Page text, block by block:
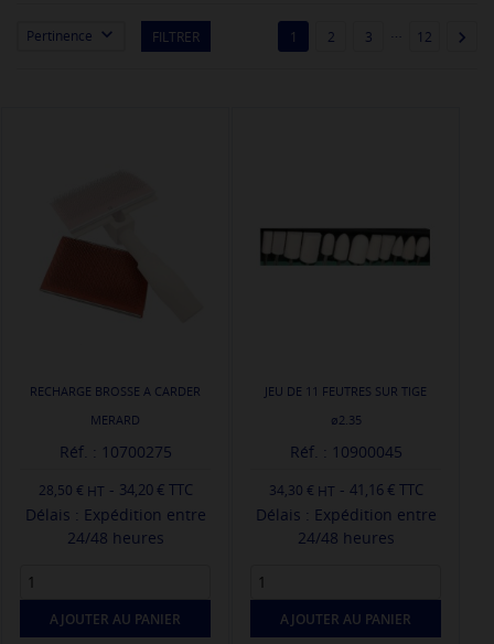
Pertinence  FILTRER 1 2 3 … 12 
RECHARGE BROSSE A CARDER
MERARD
Réf. : 10700275
28,50 € - 34,20 € TTC
Délais : Expédition entre
24/48 heures
AJOUTER AU PANIER
JEU DE 11 FEUTRES SUR TIGE
ø2.35
Réf. : 10900045
34,30 € - 41,16 € TTC
Délais : Expédition entre
24/48 heures
AJOUTER AU PANIER